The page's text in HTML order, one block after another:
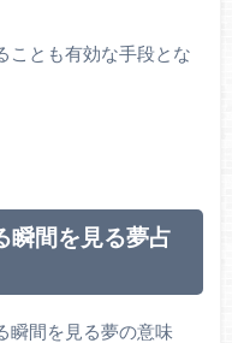
ことも有効な手段とな
瞬間を見る夢占
瞬間を見る夢の意味